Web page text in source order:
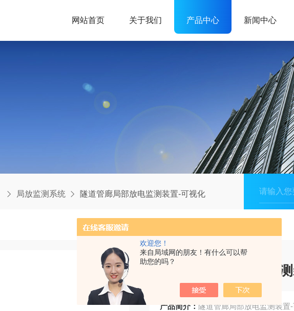
欢迎您！
来自局域网的朋友！有什么可以帮
助您的吗？
网站首页 关于我们 产品中心 新闻中心
局放监测系统 隧道管廊局部放电监测装置-可视化
隧道管廊局部放电监
产品简介：隧道管廊局部放电监测装置